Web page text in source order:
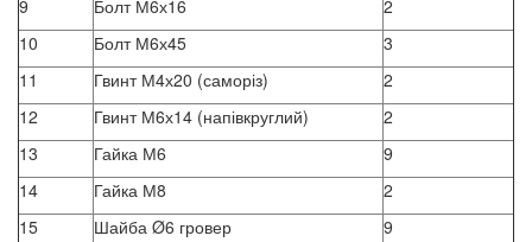
9 Болт М6х16
2
10
Болт М6х45
3
11
Гвинт М4х20 (саморіз)
2
12
Гвинт М6х14 (напівкруглий)
2
13
Гайка М6
9
14
Гайка М8
2
15
Шайба Ø6 гровер
9